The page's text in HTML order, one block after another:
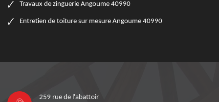
Travaux de zinguerie Angoume 40990
Entretien de toiture sur mesure Angoume 40990
259 rue de l'abattoir